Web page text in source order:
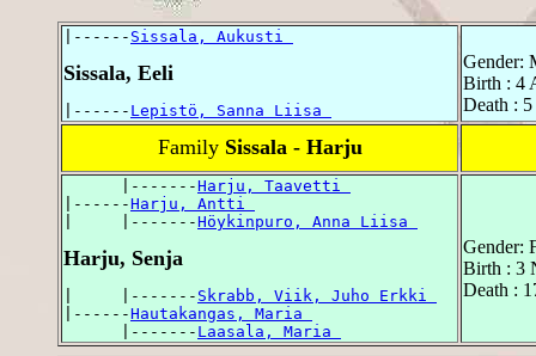
|------ Sissala, Aukusti
Sissala, Eeli
|------ Lepistö, Sanna Liisa
Gender:
Birth : 4
Death :
Family Sissala - Harju
      |-------
Harju, Taavetti
|------Harju, Antti
|     |-------Höykinpuro, Anna Liisa
Harju, Senja
|     |------- Skrabb, Viik, Juho Erkki
|------Hautakangas, Maria
      |-------
Laasala, Maria
Gender:
Birth : 3
Death :